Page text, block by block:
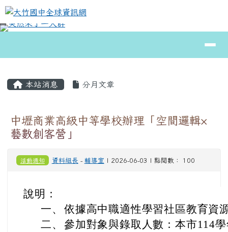
跳至主內容區
大竹國中全球資訊網
⏸
本站消息 分月文章
中壢商業高級中等學校辦理「空間邏輯×
藝數創客營」
活動通知 資料組長 - 輔導室 | 2026-06-03 | 點閱數： 100
說明：
一、 依據高中職適性學習社區教育資
二、 參加對象與錄取人數：本市114